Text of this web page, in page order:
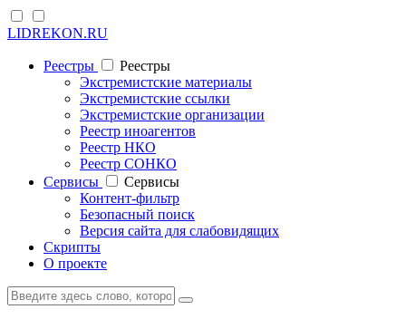
LIDREKON.RU
Реестры
Реестры
Экстремистские материалы
Экстремистские ссылки
Экстремистские организации
Реестр иноагентов
Реестр НКО
Реестр СОНКО
Cервисы
Cервисы
Контент-фильтр
Безопасный поиск
Версия сайта для слабовидящих
Скрипты
О проекте